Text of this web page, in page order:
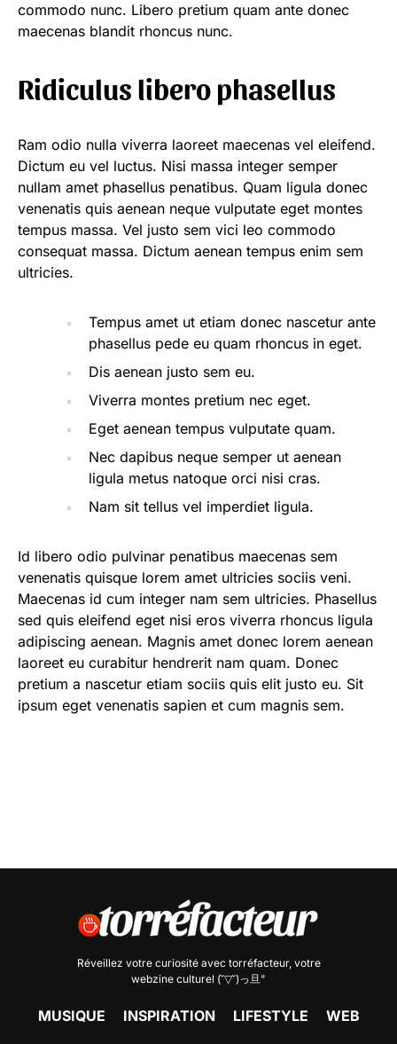
commodo nunc. Libero pretium quam ante donec
maecenas blandit rhoncus nunc.
Ridiculus libero phasellus
Ram odio nulla viverra laoreet maecenas vel eleifend.
Dictum eu vel luctus. Nisi massa integer semper
nullam amet phasellus penatibus. Quam ligula donec
venenatis quis aenean neque vulputate eget montes
tempus massa. Vel justo sem vici leo commodo
consequat massa. Dictum aenean tempus enim sem
ultricies.
Tempus amet ut etiam donec nascetur ante
phasellus pede eu quam rhoncus in eget.
Dis aenean justo sem eu.
Viverra montes pretium nec eget.
Eget aenean tempus vulputate quam.
Nec dapibus neque semper ut aenean
ligula metus natoque orci nisi cras.
Nam sit tellus vel imperdiet ligula.
Id libero odio pulvinar penatibus maecenas sem
venenatis quisque lorem amet ultricies sociis veni.
Maecenas id cum integer nam sem ultricies. Phasellus
sed quis eleifend eget nisi eros viverra rhoncus ligula
adipiscing aenean. Magnis amet donec lorem aenean
laoreet eu curabitur hendrerit nam quam. Donec
pretium a nascetur etiam sociis quis elit justo eu. Sit
ipsum eget venenatis sapien et cum magnis sem.
Réveillez votre curiosité avec torréfacteur, votre
webzine culturel (˘▽˘)っ旦"
MUSIQUE INSPIRATION LIFESTYLE WEB